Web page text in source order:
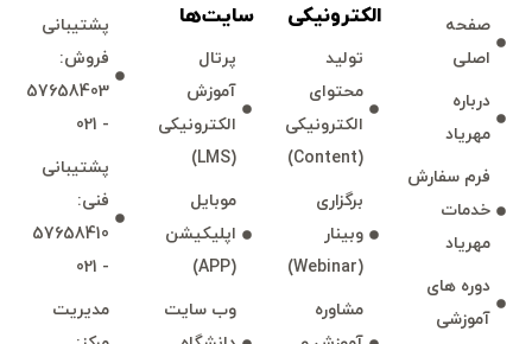
اخلاق حرفه ای در کسب و کار به صورت آنلاین
بدون
امتیاز
رای
مهرالبرز
12 ساعت
552,000 تومان
صفحه
اصلی
درباره
مهرياد
فرم سفارش
خدمات
مهرياد
دوره های
آموزشی
الكترونیكی
توليد
محتوای
الكترونیكی
(Content)
برگزاری
وبينار
(Webinar)
مشاوره
سايت‌ها
پرتال
آموزش
الكترونیكی
(LMS)
موبايل
اپليكيشن
(APP)
وب سايت
پشتيبانی
فروش:
57658403
- 021
پشتيبانی
فنی:
57658410
- 021
مديريت